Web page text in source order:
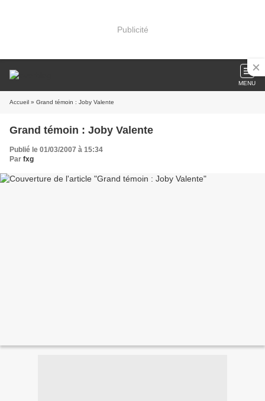
Publicité
MENU
Accueil » Grand témoin : Joby Valente
Grand témoin : Joby Valente
Publié le 01/03/2007 à 15:34
Par fxg